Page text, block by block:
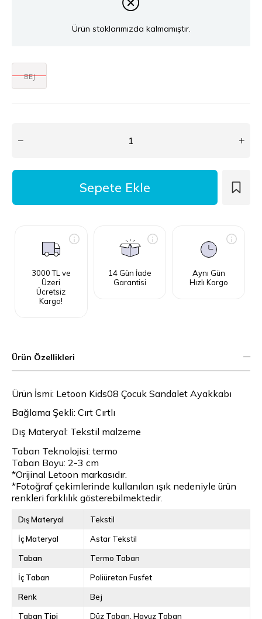
Ürün stoklarımızda kalmamıştır.
BEJ
3000 TL ve
Üzeri
Ücretsiz
Kargo!
14 Gün İade
Garantisi
Aynı Gün
Hızlı Kargo
Ürün Özellikleri
Ürün İsmi: Letoon Kids08 Çocuk Sandalet Ayakkabı
Bağlama Şekli: Cırt Cırtlı
Dış Materyal: Tekstil malzeme
Taban Teknolojisi: termo
Taban Boyu: 2-3 cm
*Orijinal Letoon markasıdır.
*Fotoğraf çekimlerinde kullanılan ışık nedeniyle ürün
renkleri farklılık gösterebilmektedir.
Dış Materyal Tekstil
İç Materyal Astar Tekstil
Taban Termo Taban
İç Taban Poliüretan Fusfet
Renk Bej
Taban Tipi Düz Taban Havuz Taban